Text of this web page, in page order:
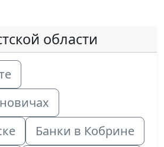
области
Банки в Кобрине